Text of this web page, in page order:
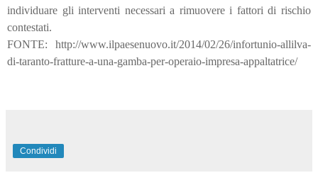
individuare gli interventi necessari a rimuovere i fattori di rischio
contestati.
FONTE: http://www.ilpaesenuovo.it/2014/02/26/infortunio-allilva-
di-taranto-fratture-a-una-gamba-per-operaio-impresa-appaltatrice/
Condividi